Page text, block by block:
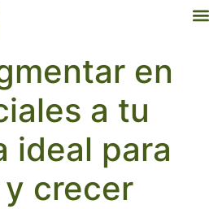
en
a tu
ideal para
crecer